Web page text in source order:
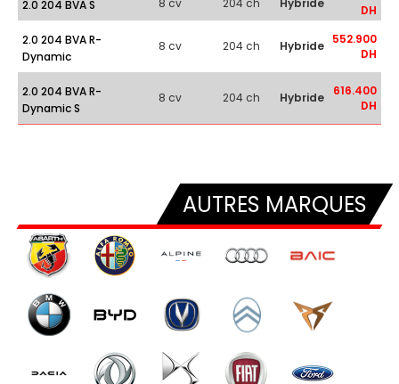
2.0 204 BVA S 8 cv 204 ch Hybride
DH
2.0 204 BVA R-
Dynamic
8 cv 204 ch Hybride
552.900
DH
2.0 204 BVA R-
Dynamic S
8 cv 204 ch Hybride
616.400
DH
AUTRES MARQUES